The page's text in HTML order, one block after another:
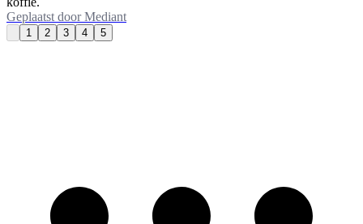
Geplaatst door Mediant
1 2 3 4 5